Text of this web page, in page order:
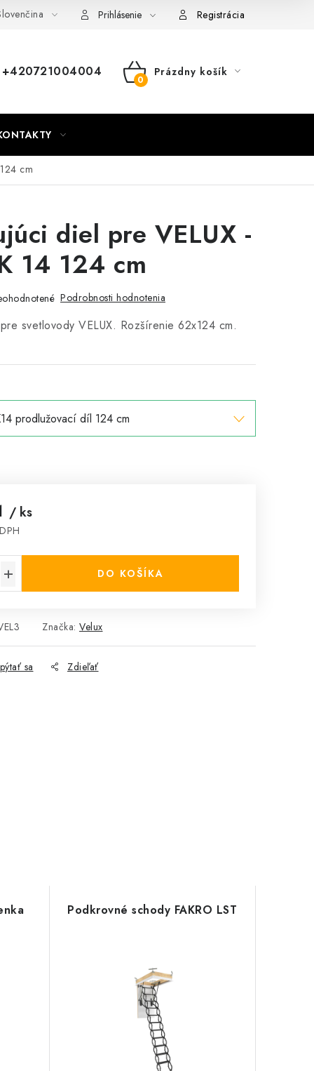
Mapa webu Milpe.sk
Prihlásenie Registrácia
+420721004004
NÁKUPNÝ
Prázdny košík
cm
diel pre VELUX -
14 124 cm
Podrobnosti hodnotenia
svetlovody VELUX. Rozšírenie 62x124 cm.
/ ks
DO KOŠÍKA
Značka: Velux
sa Zdieľať
Podkrovné schody FAKRO LST